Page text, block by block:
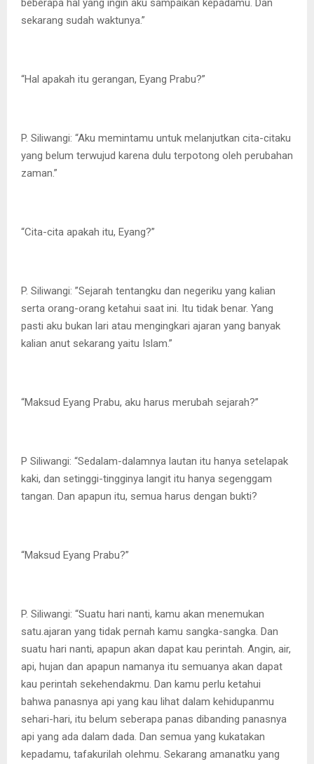
sekarang sudah waktunya.”
“Hal apakah itu gerangan, Eyang Prabu?”
P. Siliwangi: “Aku memintamu untuk melanjutkan cita-citaku
yang belum terwujud karena dulu terpotong oleh perubahan
zaman.”
“Cita-cita apakah itu, Eyang?”
P. Siliwangi: ”Sejarah tentangku dan negeriku yang kalian
serta orang-orang ketahui saat ini. Itu tidak benar. Yang
pasti aku bukan lari atau mengingkari ajaran yang banyak
kalian anut sekarang yaitu Islam.”
“Maksud Eyang Prabu, aku harus merubah sejarah?”
P Siliwangi: “Sedalam-dalamnya lautan itu hanya setelapak
kaki, dan setinggi-tingginya langit itu hanya segenggam
tangan. Dan apapun itu, semua harus dengan bukti?
“Maksud Eyang Prabu?”
P. Siliwangi: “Suatu hari nanti, kamu akan menemukan
satu.ajaran yang tidak pernah kamu sangka-sangka. Dan
suatu hari nanti, apapun akan dapat kau perintah. Angin, air,
api, hujan dan apapun namanya itu semuanya akan dapat
kau perintah sekehendakmu. Dan kamu perlu ketahui
bahwa panasnya api yang kau lihat dalam kehidupanmu
sehari-hari, itu belum seberapa panas dibanding panasnya
api yang ada dalam dada. Dan semua yang kukatakan
kepadamu, tafakurilah olehmu. Sekarang amanatku yang